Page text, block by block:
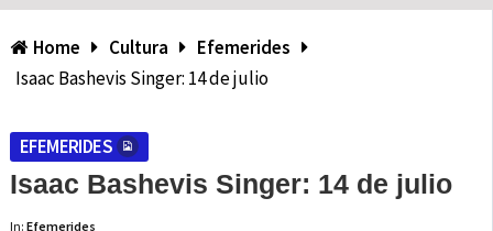
Home Cultura
Efemerides
Isaac Bashevis Singer: 14 de julio
EFEMERIDES
Isaac Bashevis Singer: 14 de julio
In: Efemerides